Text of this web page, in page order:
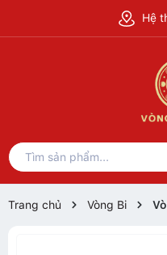
Hệ
Trang chủ Vòng Bi